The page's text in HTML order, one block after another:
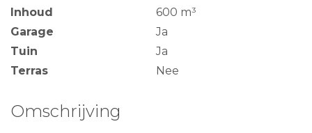
Inhoud
600 m³
Garage
Ja
Tuin
Ja
Terras
Nee
Omschrijving